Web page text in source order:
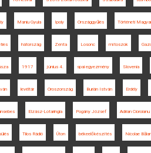
Maniu Gyula Ipoly Országgyűlés Történeti
hátország Zenta Losonc mítoszok
1917 június 4. spai egyezmény Slovenia
levéltár Oroszország Burián István Erdély
Elzász-Lotaringia Pogány József Adrian Cioroianu
Tilos Rádió Úton békeelőkészítés Nicolae Bălan